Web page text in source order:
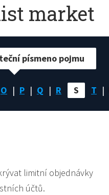
market
O P Q R S T
písmeno pojmu
limitní objednávky
účtů.